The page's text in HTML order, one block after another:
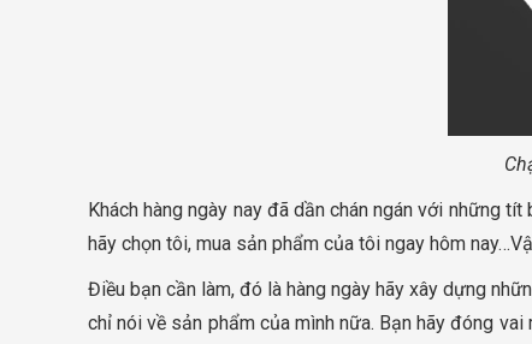
Khách hàng ngày nay đã dần chán ngán với những
hãy chọn tôi, mua sản phẩm của tôi ngay hôm
Điều bạn cần làm, đó là hàng ngày hãy xây dựng
chỉ nói về sản phẩm của mình nữa. Bạn hãy đóng